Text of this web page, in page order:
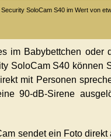
SoloCam S40 im Wert von
im Babybettchen oder
SoloCam S40 können
mit Personen
90-dB-Sirene
sendet ein Foto direkt